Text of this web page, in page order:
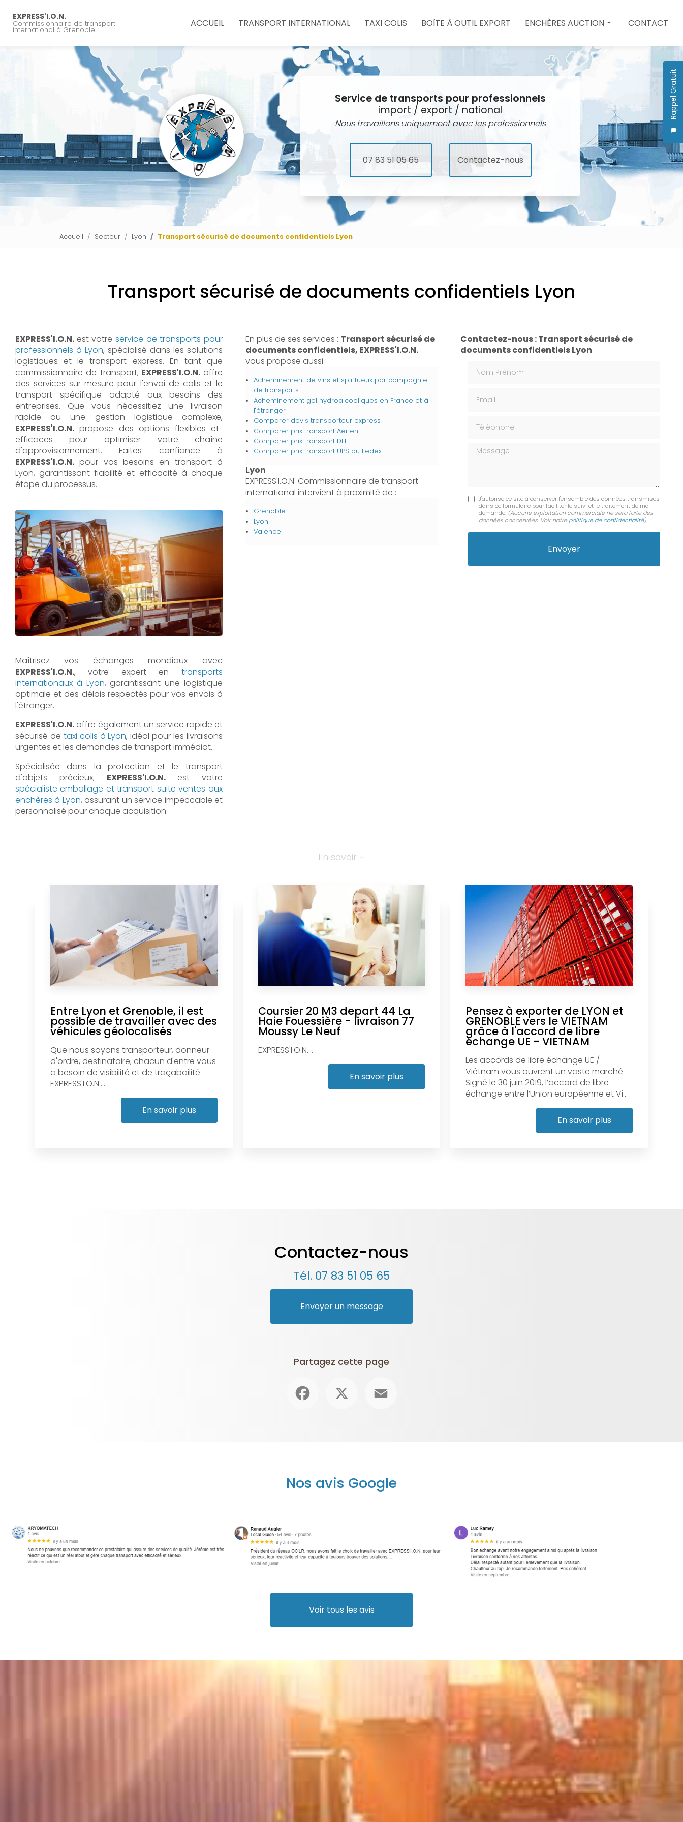
contenu
EXPRESS'I.O.N.
Commissionnaire de transport
international à Grenoble
Rappel Gratuit
ACCUEIL
TRANSPORT INTERNATIONAL TAXI COLIS BOÎTE À OUTIL EXPORT ENCHÈRES AUCTION
Enchères auction
CONTACT
Service de transports pour professionnels
import / export / national
Nous travaillons uniquement avec les professionnels
07 83 51 05 65 Contactez-nous
Accueil Secteur Lyon Transport sécurisé de documents confidentiels Lyon
Transport sécurisé de documents confidentiels Lyon
EXPRESS'I.O.N. est votre service de transports pour
professionnels à Lyon, spécialisé dans les solutions
logistiques et le transport express. En tant que
commissionnaire de transport, EXPRESS'I.O.N. offre
des services sur mesure pour l'envoi de colis et le
transport spécifique adapté aux besoins des
entreprises. Que vous nécessitiez une livraison
rapide ou une gestion logistique complexe,
EXPRESS'I.O.N. propose des options flexibles et
efficaces pour optimiser votre chaîne
d'approvisionnement. Faites confiance à
EXPRESS'I.O.N. pour vos besoins en transport à
Lyon, garantissant fiabilité et efficacité à chaque
étape du processus.
Maîtrisez vos échanges mondiaux avec
EXPRESS'I.O.N., votre expert en transports
internationaux à Lyon, garantissant une logistique
optimale et des délais respectés pour vos envois à
l'étranger.
EXPRESS'I.O.N. offre également un service rapide et
sécurisé de taxi colis à Lyon, idéal pour les livraisons
urgentes et les demandes de transport immédiat.
Spécialisée dans la protection et le transport
d'objets précieux, EXPRESS'I.O.N.est votre
spécialiste emballage et transport suite ventes aux
enchères à Lyon, assurant un service impeccable et
personnalisé pour chaque acquisition.
En plus de ses services : Transport sécurisé de
documents confidentiels, EXPRESS'I.O.N.
vous propose aussi :
Acheminement de vins et spiritueux par compagnie
de transports
Acheminement gel hydroalcooliques en France et à
l'étranger
Comparer devis transporteur express
Comparer prix transport Aérien
Comparer prix transport DHL
Comparer prix transport UPS ou Fedex
Lyon
EXPRESS'I.O.N. Commissionnaire de transport
international intervient à proximité de :
Grenoble
Lyon
Valence
Contactez-nous : Transport sécurisé de
documents confidentiels Lyon
Message
J'autorise ce site à conserver l'ensemble des données transmises
dans ce formulaire pour faciliter le suivi et le traitement de ma
demande. (Aucune exploitation commerciale ne sera faite des
données concervées. Voir notre politique de confidentialité)
En savoir +
Entre Lyon et Grenoble, il est
possible de travailler avec des
véhicules géolocalisés
Que nous soyons transporteur, donneur
d'ordre, destinataire, chacun d'entre vous
a besoin de visibilité et de traçabailité.
EXPRESS'I.O.N....
En savoir plus
Coursier 20 M3 depart 44 La
Haie Fouessière - livraison 77
Moussy Le Neuf
EXPRESS'I.O.N....
En savoir plus
Pensez à exporter de LYON et
GRENOBLE vers le VIETNAM
grâce à l'accord de libre
échange UE - VIETNAM
Les accords de libre échange UE /
Viêtnam vous ouvrent un vaste marché
Signé le 30 juin 2019, l’accord de libre-
échange entre l’Union européenne et Vi...
En savoir plus
Contactez-nous
Tél. 07 83 51 05 65
Envoyer un message
Partagez cette page
Nos avis Google
Voir tous les avis